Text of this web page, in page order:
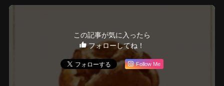
この記事が気に入ったら
フォローしてね！
Follow Me